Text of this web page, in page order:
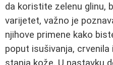
da koristite zelenu glinu,
varijetet, važno je
njihove primene kako
poput isušivanja,